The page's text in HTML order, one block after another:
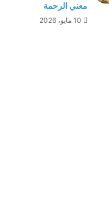
معني الرحمة
10 مايو، 2026